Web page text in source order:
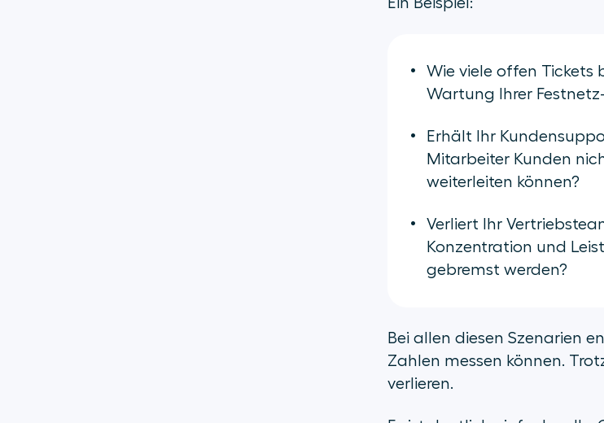
Ein Beispiel:
Wie viele offen Tickets
Wartung Ihrer
Erhält Ihr
Mitarbeiter Kunden
weiterleiten können?
Verliert Ihr
Konzentration und
gebremst werden?
Bei allen diesen Szenarien
Zahlen messen können.
verlieren.